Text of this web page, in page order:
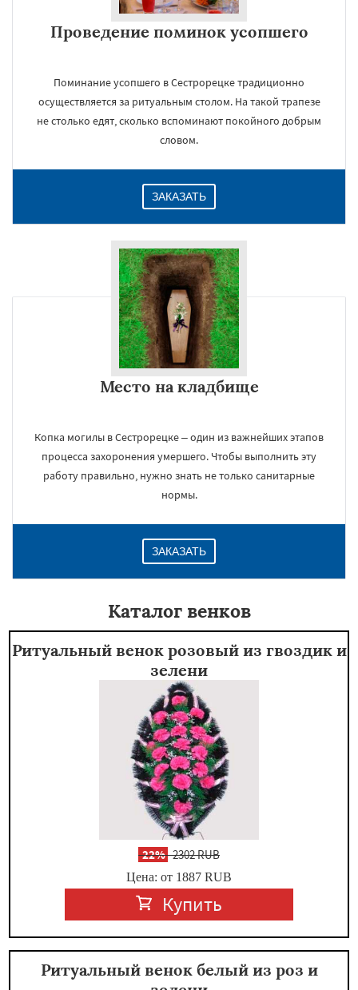
Проведение поминок усопшего
Поминание усопшего в Сестрорецке традиционно
осуществляется за ритуальным столом. На такой трапезе
не столько едят, сколько вспоминают покойного добрым
словом.
ЗАКАЗАТЬ
Место на кладбище
Копка могилы в Сестрорецке – один из важнейших этапов
процесса захоронения умершего. Чтобы выполнить эту
работу правильно, нужно знать не только санитарные
нормы.
ЗАКАЗАТЬ
Каталог венков
Ритуальный венок розовый из гвоздик и
зелени
-22%2302 RUB
Цена: от 1887 RUB
Купить
Ритуальный венок белый из роз и